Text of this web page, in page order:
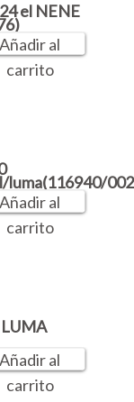
el NENE
Añadir al
carrito
luma(116940/
Añadir al
carrito
Añadir al
carrito